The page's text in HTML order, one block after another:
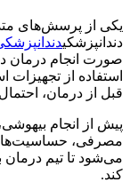
یکی از پرسش‌های
دندانپزشکی
صورت انجام درمان
استفاده از
قبل از درمان،
پیش از انجام
مصرفی، حساسیت‌های
می‌شود تا تیم درمان
کند.